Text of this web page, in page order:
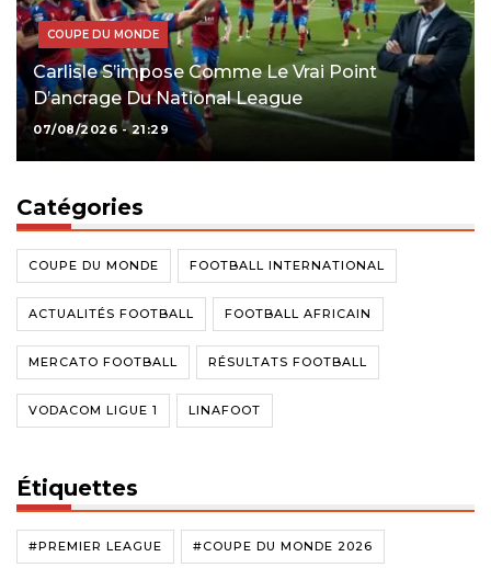
COUPE DU MONDE
Carlisle S’impose Comme Le Vrai Point
D’ancrage Du National League
07/08/2026 - 21:29
Catégories
COUPE DU MONDE FOOTBALL INTERNATIONAL
ACTUALITÉS FOOTBALL FOOTBALL AFRICAIN
MERCATO FOOTBALL RÉSULTATS FOOTBALL
VODACOM LIGUE 1 LINAFOOT
Étiquettes
#PREMIER LEAGUE #COUPE DU MONDE 2026